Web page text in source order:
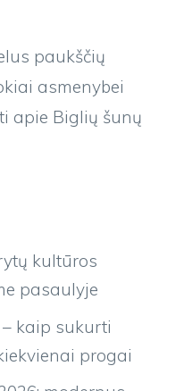
paukščių
asmenybei
apie Biglių šunų
kultūros
pasaulyje
kaip sukurti
progai